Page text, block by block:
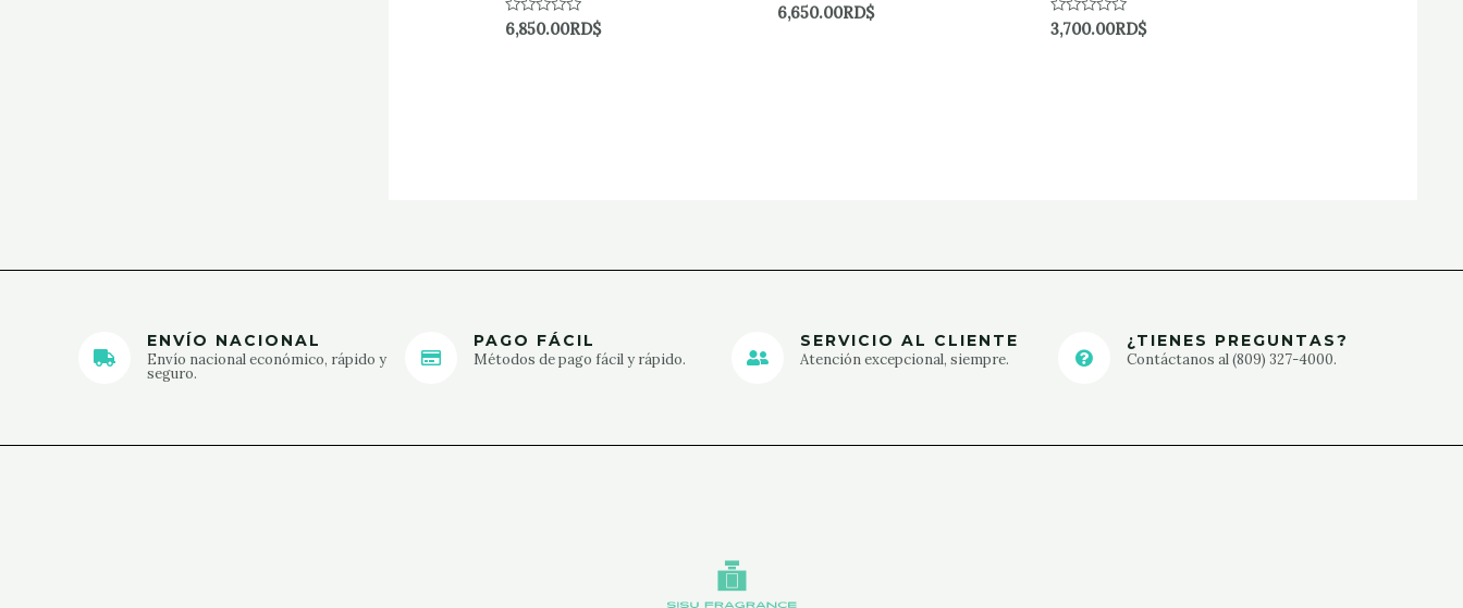
Rated
0
6,850.00RD$
Rated
0
6,650.00RD$
Rated
0
3,700.00RD$
ENVÍO NACIONAL
Envío nacional económico, rápido y
seguro.
PAGO FÁCIL
Métodos de pago fácil y rápido.
SERVICIO AL CLIENTE
Atención excepcional, siempre.
¿TIENES PREGUNTAS?
Contáctanos al (809) 327-4000.